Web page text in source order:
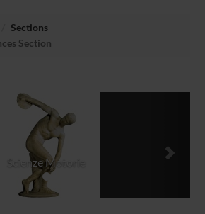
Sections
Section
Scienze Motorie